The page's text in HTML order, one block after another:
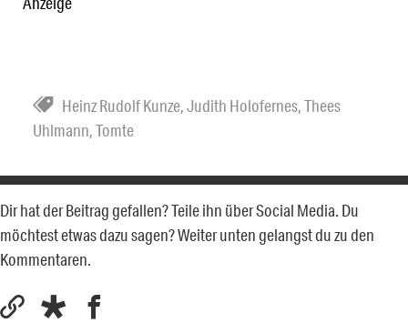
Heinz Rudolf Kunze,Judith Holofernes,Thees
Uhlmann,Tomte
Dir hat der Beitrag gefallen? Teile ihn über Social Media. Du
möchtest etwas dazu sagen? Weiter unten gelangst du zu den
Kommentaren.